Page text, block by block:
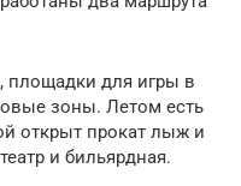
площадки для игры в
зоны. Летом есть
открыт прокат лыж и
и бильярдная.